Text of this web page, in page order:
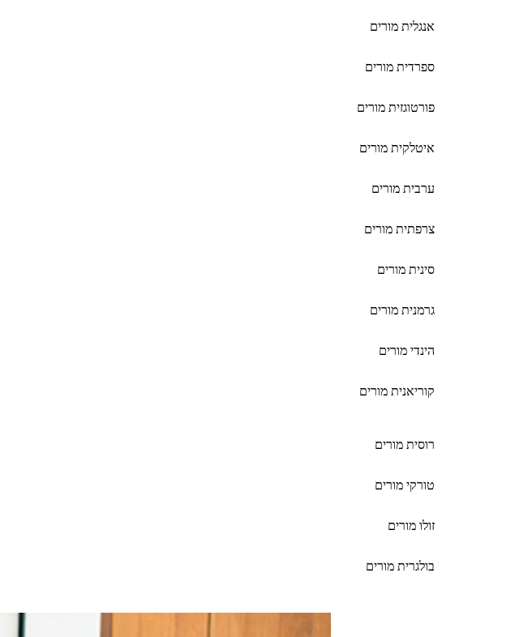
אנגלית מורים
ספרדית מורים
פורטוגזית מורים
איטלקית מורים
ערבית מורים
צרפתית מורים
סינית מורים
גרמנית מורים
הינדי מורים
קוריאנית מורים
רוסית מורים
טורקי מורים
זולו מורים
בולגרית מורים